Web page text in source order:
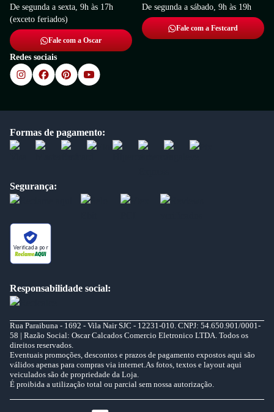
De segunda a sexta, 9h às 17h
(exceto feriados)
Fale com a Oscar
De segunda a sábado, 9h às 19h
Fale com a Festcard
Redes sociais
Formas de pagamento:
Segurança:
Verificada por
Responsabilidade social:
Rua Paraibuna - 1692 - Vila Nair SJC - 12231-010. CNPJ: 54.650.901/0001-
58 | Razão Social: Oscar Calcados Comercio Eletronico LTDA. Todos os
direitos reservados.
Eventuais promoções, descontos e prazos de pagamento expostos aqui são
válidos apenas para compras via internet.As fotos, textos e layout aqui
veiculados são de propriedade da Loja.
É proibida a utilização total ou parcial sem nossa autorização.